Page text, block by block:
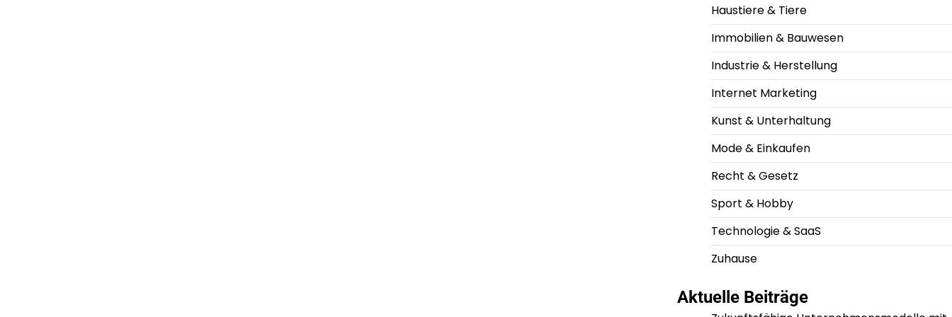
Haustiere & Tiere
Immobilien & Bauwesen
Industrie & Herstellung
Internet Marketing
Kunst & Unterhaltung
Mode & Einkaufen
Recht & Gesetz
Sport & Hobby
Technologie & SaaS
Zuhause
Aktuelle Beiträge